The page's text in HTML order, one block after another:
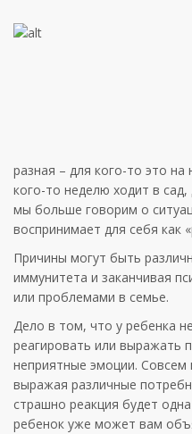
разная – для кого-то это
кого-то неделю ходит в
мы больше говорим о
воспринимает для себя как
Причины могут быть
иммунитета и заканчивая
или проблемами в семье.
Дело в том, что у ребенка
реагировать или выражать
неприятные эмоции. Совсем
выражая различные
страшно реакция будет
ребенок уже может вам